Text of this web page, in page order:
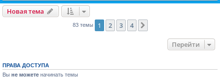
Новая тема
83 темы 1 2 3 4
Перейти
ПРАВА ДОСТУПА
Вы не можете начинать темы